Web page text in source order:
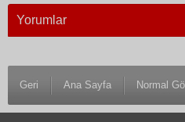
Yorumlar
Geri Ana Sayfa Normal